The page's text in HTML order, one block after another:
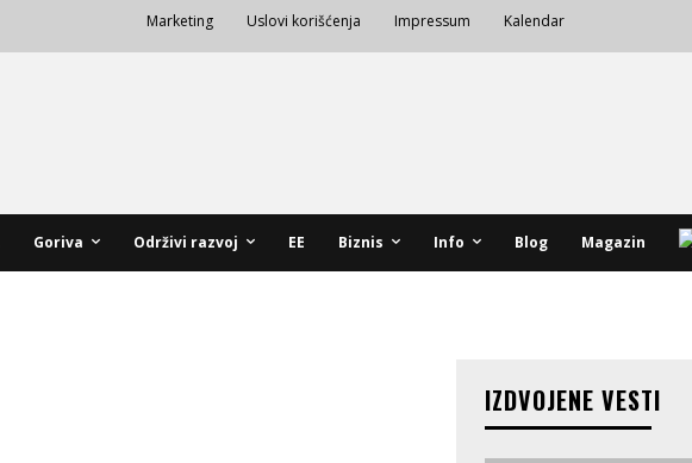
Marketing Uslovi korišćenja Impressum Kalendar
Goriva Održivi razvoj EE Biznis Info Blog Magazin
IZDVOJENE VESTI